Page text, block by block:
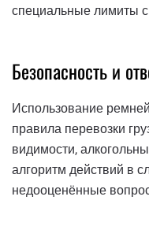
специальные лимиты
Безопасность и
Использование
правила перевозки
видимости,
алгоритм действий в
недооценённые